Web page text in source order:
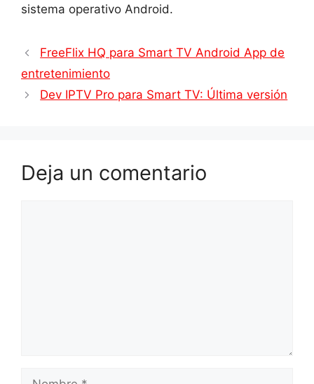
sistema operativo Android.
FreeFlix HQ para Smart TV Android App de
entretenimiento
Dev IPTV Pro para Smart TV: Última versión
Deja un comentario
Nombre